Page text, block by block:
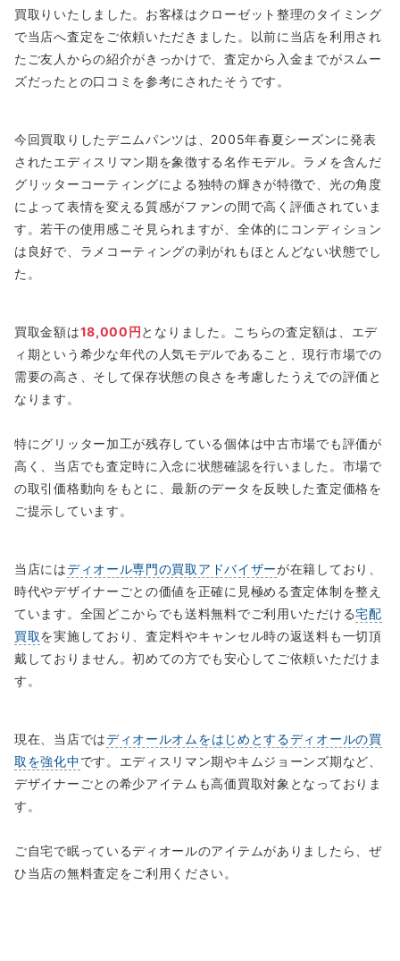
買取りいたしました。お客様はクローゼット整理のタイミング
で当店へ査定をご依頼いただきました。以前に当店を利用され
たご友人からの紹介がきっかけで、査定から入金までがスムー
ズだったとの口コミを参考にされたそうです。
今回買取りしたデニムパンツは、2005年春夏シーズンに発表
されたエディスリマン期を象徴する名作モデル。ラメを含んだ
グリッターコーティングによる独特の輝きが特徴で、光の角度
によって表情を変える質感がファンの間で高く評価されていま
す。若干の使用感こそ見られますが、全体的にコンディション
は良好で、ラメコーティングの剥がれもほとんどない状態でし
た。
買取金額は18,000円となりました。こちらの査定額は、エデ
ィ期という希少な年代の人気モデルであること、現行市場での
需要の高さ、そして保存状態の良さを考慮したうえでの評価と
なります。
特にグリッター加工が残存している個体は中古市場でも評価が
高く、当店でも査定時に入念に状態確認を行いました。市場で
の取引価格動向をもとに、最新のデータを反映した査定価格を
ご提示しています。
当店にはディオール専門の買取アドバイザーが在籍しており、
時代やデザイナーごとの価値を正確に見極める査定体制を整え
ています。全国どこからでも送料無料でご利用いただける宅配
買取を実施しており、査定料やキャンセル時の返送料も一切頂
戴しておりません。初めての方でも安心してご依頼いただけま
す。
現在、当店ではディオールオムをはじめとするディオールの買
取を強化中です。エディスリマン期やキムジョーンズ期など、
デザイナーごとの希少アイテムも高価買取対象となっておりま
す。
ご自宅で眠っているディオールのアイテムがありましたら、ぜ
ひ当店の無料査定をご利用ください。